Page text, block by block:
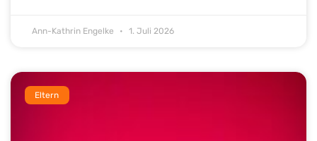
Ann-Kathrin Engelke 1. Juli 2026
Eltern